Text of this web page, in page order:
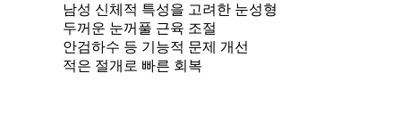
남성 신체적 특성을 고려한 눈성형
두꺼운 눈꺼풀 근육 조절
안검하수 등 기능적 문제 개선
적은 절개로 빠른 회복